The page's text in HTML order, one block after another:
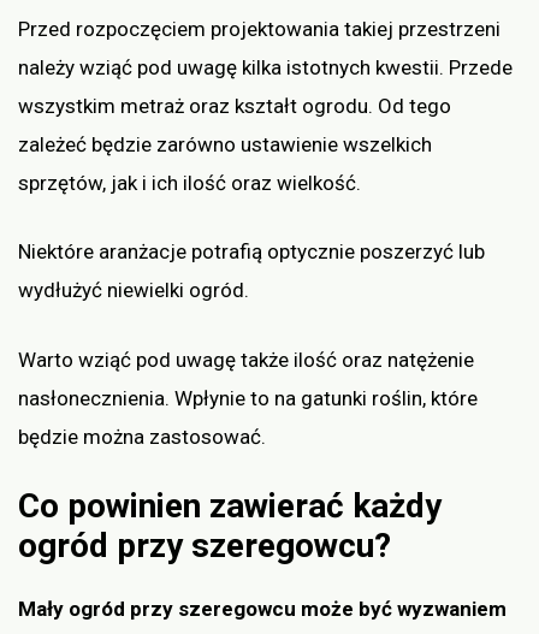
Przed rozpoczęciem projektowania takiej przestrzeni
należy wziąć pod uwagę kilka istotnych kwestii. Przede
wszystkim metraż oraz kształt ogrodu. Od tego
zależeć będzie zarówno ustawienie wszelkich
sprzętów, jak i ich ilość oraz wielkość.
Niektóre aranżacje potrafią optycznie poszerzyć lub
wydłużyć niewielki ogród.
Warto wziąć pod uwagę także ilość oraz natężenie
nasłonecznienia. Wpłynie to na gatunki roślin, które
będzie można zastosować.
Co powinien zawierać każdy
ogród przy szeregowcu?
Mały ogród przy szeregowcu może być wyzwaniem